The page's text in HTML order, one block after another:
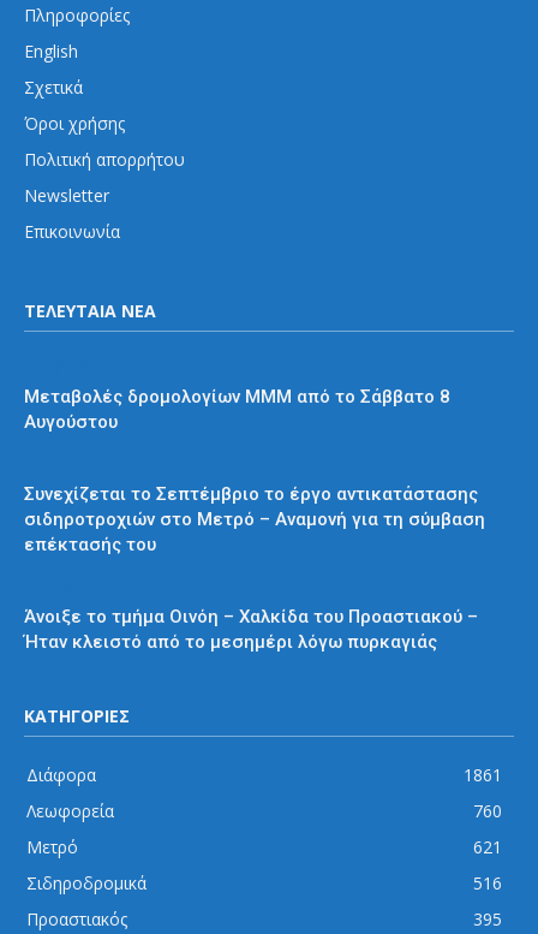
Πληροφορίες
English
Σχετικά
Όροι χρήσης
Πολιτική απορρήτου
Newsletter
Επικοινωνία
ΤΕΛΕΥΤΑΙΑ ΝΕΑ
Μεταβολές δρομολογίων ΜΜΜ από το Σάββατο 8
Αυγούστου
Συνεχίζεται το Σεπτέμβριο το έργο αντικατάστασης
σιδηροτροχιών στο Μετρό – Αναμονή για τη σύμβαση
επέκτασής του
Άνοιξε το τμήμα Οινόη – Χαλκίδα του Προαστιακού –
Ήταν κλειστό από το μεσημέρι λόγω πυρκαγιάς
ΚΑΤΗΓΟΡΙΕΣ
Διάφορα
1861
Λεωφορεία
760
Μετρό
621
Σιδηροδρομικά
516
Προαστιακός
395